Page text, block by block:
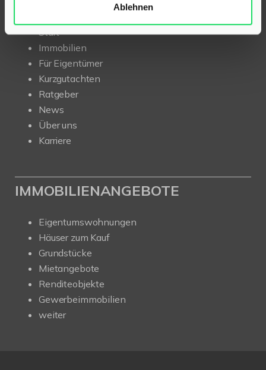
Ablehnen
Start
Immobilien
Für Eigentümer
Kurzgutachten
Ratgeber
News
Über uns
Karriere
IMMOBILIENANGEBOTE
Eigentumswohnungen
Häuser zum Kauf
Grundstücke
Mietangebote
Renditeobjekte
Gewerbeimmobilien
weiter